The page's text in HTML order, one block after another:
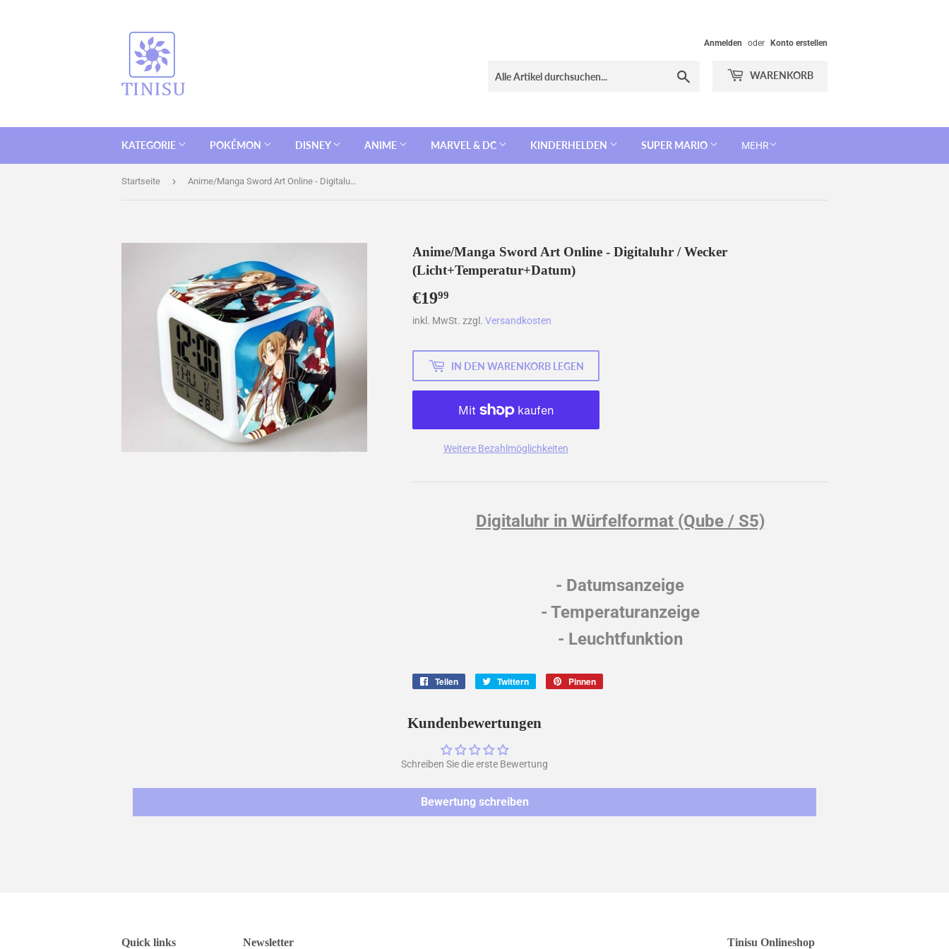
Anmelden oder Konto erstellen
WARENKORB
KATEGORIE POKÉMON DISNEY ANIME MARVEL & DC KINDERHELDEN SUPER MARIO MEHR
Startseite › Anime/Manga Sword Art Online - Digitaluhr / Wecker (Licht+Temperatur+Datum)
Anime/Manga Sword Art Online - Digitaluhr / Wecker
(Licht+Temperatur+Datum)
€1999
inkl. MwSt. zzgl. Versandkosten
IN DEN WARENKORB LEGEN
Weitere Bezahlmöglichkeiten
Digitaluhr in Würfelformat (Qube / S5)
- Datumsanzeige
- Temperaturanzeige
- Leuchtfunktion
Teilen Twittern Pinnen
Kundenbewertungen
Schreiben Sie die erste Bewertung
Bewertung schreiben
Quick links Newsletter Tinisu Onlineshop